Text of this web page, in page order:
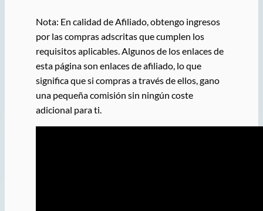
Nota: En calidad de Afiliado, obtengo ingresos
por las compras adscritas que cumplen los
requisitos aplicables. Algunos de los enlaces de
esta página son enlaces de afiliado, lo que
significa que si compras a través de ellos, gano
una pequeña comisión sin ningún coste
adicional para ti.